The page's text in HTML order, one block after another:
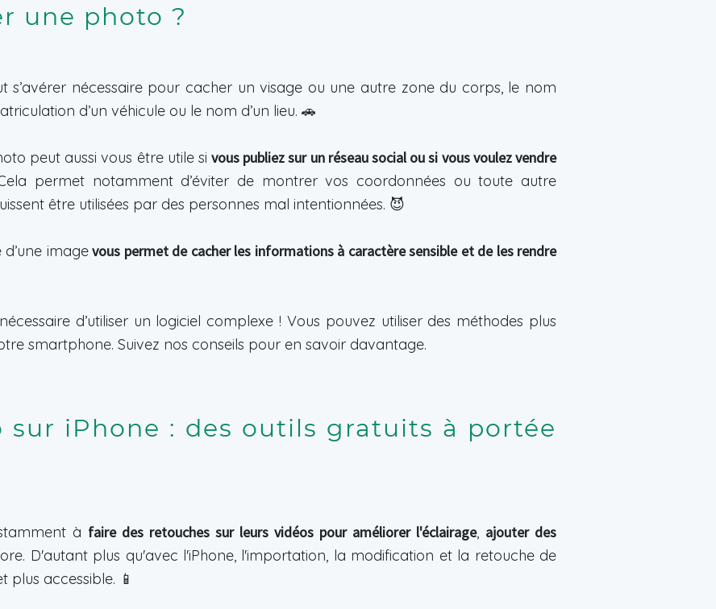
une photo ?
s’avérer nécessaire pour cacher un visage ou une autre zone du corps, le nom
d’un véhicule ou le nom d’un lieu. 🚗
peut aussi vous être utile sivous publiez sur un réseau social ou si vous voulez vendre
permet notamment d’éviter de montrer vos coordonnées ou toute autre
être utilisées par des personnes mal intentionnées. 😈
imagevous permet de cacher les informations à caractère sensible et de les rendre
d’utiliser un logiciel complexe ! Vous pouvez utiliser des méthodes plus
smartphone. Suivez nos conseils pour en savoir davantage.
sur iPhone : des outils gratuits à portée
à faire des retouches sur leurs vidéos pour améliorer l'éclairage, ajouter des
D'autant plus qu'avec l'iPhone, l'importation, la modification et la retouche de
plus accessible. 📱